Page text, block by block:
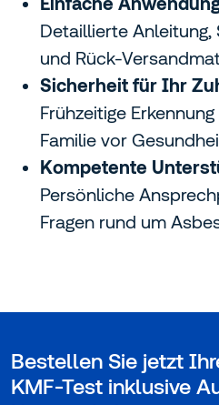
Detaillierte
und Rück-
Sicherheit für Ihr
Frühzeitige
Familie vor
Kompetente
Persönliche
Fragen rund um
Bestellen Sie jetzt
KMF-Test inklusive